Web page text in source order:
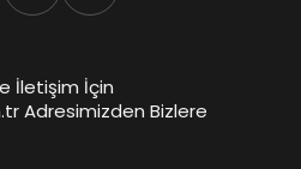
İletişim İçin
Adresimizden Bizlere